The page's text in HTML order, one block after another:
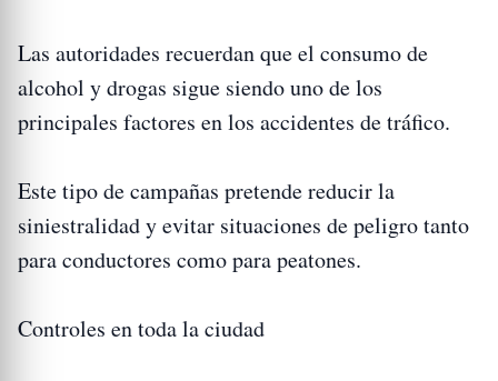
Las autoridades recuerdan que el consumo de
alcohol y drogas sigue siendo uno de los
principales factores en los accidentes de tráfico.
Este tipo de campañas pretende reducir la
siniestralidad y evitar situaciones de peligro tanto
para conductores como para peatones.
Controles en toda la ciudad